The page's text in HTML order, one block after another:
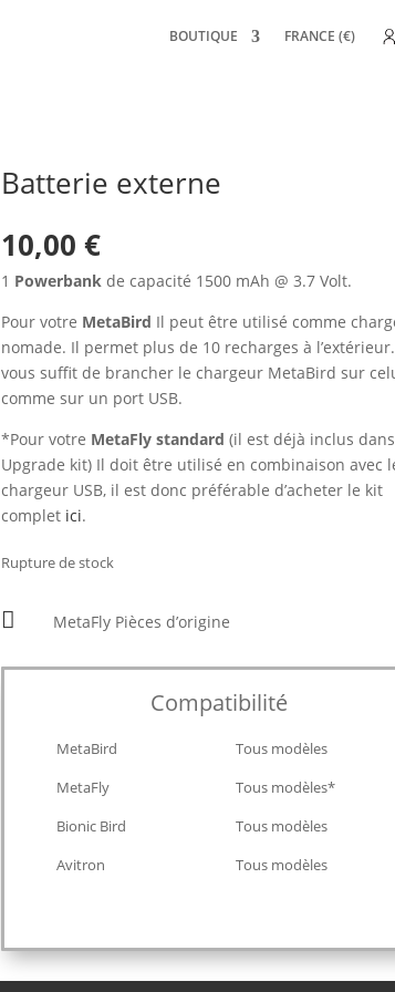
BOUTIQUE FRANCE (€)
Batterie externe
10,00 €
1 Powerbankde capacité 1500 mAh @ 3.7 Volt.
Pour votre MetaBird Il peut être utilisé comme
nomade. Il permet plus de 10 recharges à
vous suffit de brancher le chargeur MetaBird sur
comme sur un port USB.
*Pour votre MetaFly standard (il est déjà inclus
Upgrade kit) Il doit être utilisé en combinaison avec
chargeur USB, il est donc préférable d’acheter le kit
complet ici.
Rupture de stock
 MetaFly Pièces d’origine
Compatibilité
MetaBird
Tous modèles
MetaFly
Tous modèles*
Bionic Bird
Tous modèles
Avitron
Tous modèles